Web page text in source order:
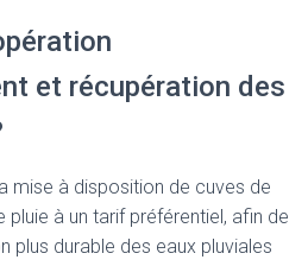
N
et récupération des
mise à disposition de cuves de
à un tarif préférentiel, afin de
plus durable des eaux pluviales